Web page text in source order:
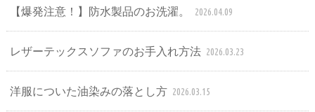
【爆発注意！】防水製品のお洗濯。 2026.04.09
レザーテックスソファのお手入れ方法 2026.03.23
洋服についた油染みの落とし方 2026.03.15